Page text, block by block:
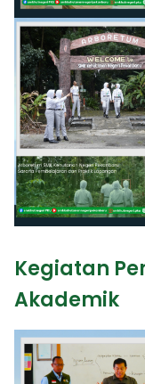
Kegiatan
Akademik